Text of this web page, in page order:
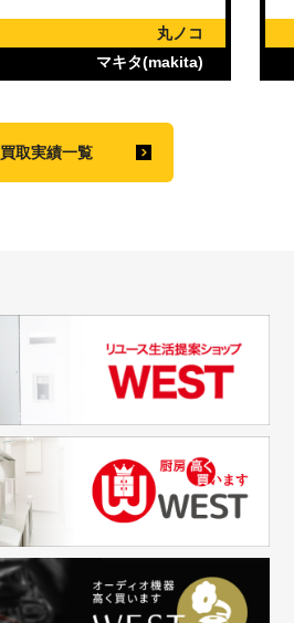
丸ノコ
マキタ(makita)
買取実績一覧